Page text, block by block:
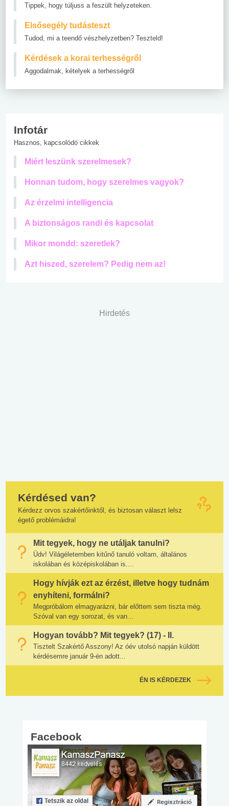
Tippek, hogy túljuss a feszült helyzeteken.
Elsősegély tudásteszt
Tudod, mi a teendő vészhelyzetben? Teszteld!
Kérdések a korai terhességről
Aggodalmak, kételyek a terhességről
Infotár
Hasznos, kapcsolódó cikkek
Miért leszünk szerelmesek?
Honnan tudom, hogy szerelmes vagyok?
Az érzelmi intelligencia
A biztonságos randi és kapcsolat
Mikor mondd: szeretlek?
Azt hiszed, szerelem? Pedig nem az!
Hirdetés
Kérdésed van?
Kérdezz orvos szakértőinktől, és biztosan választ lelsz
égető problémáidra!
Mit tegyek, hogy ne utáljak tanulni?
Üdv! Világéletemben kitűnő tanuló voltam, általános
iskolában és középiskolában is....
Hogy hívják ezt az érzést, illetve hogy tudnám
enyhíteni, formálni?
Megpróbálom elmagyarázni, bár előttem sem tiszta még.
Szóval van egy sorozat, és van...
Hogyan tovább? Mit tegyek? (17) - II.
Tisztelt Szakértő Asszony! Az óév utolsó napján küldött
kérdésemre január 9-én adott...
ÉN IS KÉRDEZEK
Facebook